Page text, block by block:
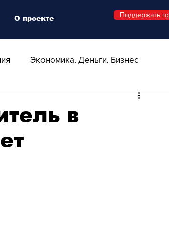
Экономика. Деньги. Бизнес
Стиль
в
О проекте Поддержать